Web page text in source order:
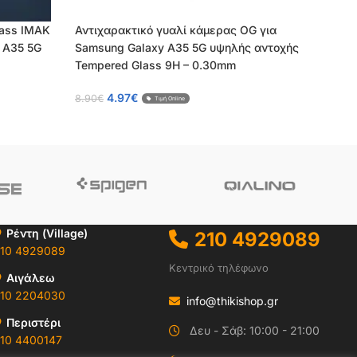
IMAK
5G
Αντιχαρακτικό γυαλί κάμερας OG για
Samsung Galaxy A35 5G υψηλής αντοχής
Tempered Glass 9H – 0.30mm
8.90€ 4.97€ Τιμή Online
Ρέντη (Village)
4929089
Αιγάλεω
2204030
Περιστέρι
4400147
210 4929089
Κεντρικό τηλέφωνο
info@thikishop.gr
Δευ - Σάβ: 10:00 - 21:00